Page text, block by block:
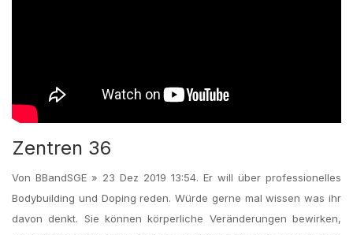
Zentren 36
Von BBandSGE » 23 Dez 2019 13:54. Er will über professionelles
Bodybuilding und Doping reden. Würde gerne mal wissen was ihr
davon denkt. Sie können körperliche Veränderungen bewirken,